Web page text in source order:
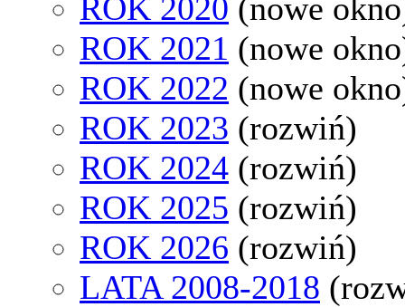
ROK 2020 (nowe
ROK 2021 (nowe
ROK 2022 (nowe
ROK 2023 (rozwiń)
ROK 2024 (rozwiń)
ROK 2025 (rozwiń)
ROK 2026 (rozwiń)
LATA 2008-2018